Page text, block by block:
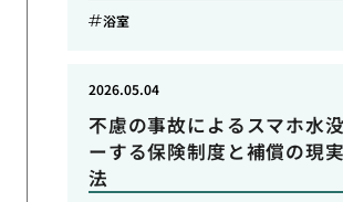
浴室
不慮の事故によるスマホ水
ーする保険制度と補償の現
法
2026.05.04